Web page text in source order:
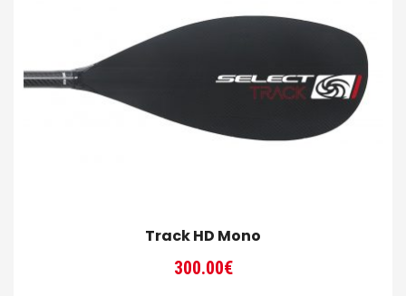
Track HD Mono
300.00€